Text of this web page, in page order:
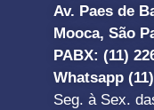
Av. Paes de
Mooca, São
PABX: (11)
Whatsapp
Seg. à Sex.